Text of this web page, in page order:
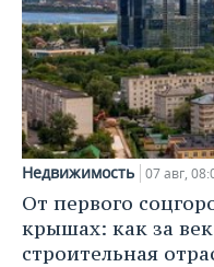
Недвижимость 07 авг,
От первого
крышах: как за
строительная